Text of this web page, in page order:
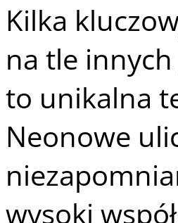
Kilka
na tle
to unikalna
Neonowe
wysoki